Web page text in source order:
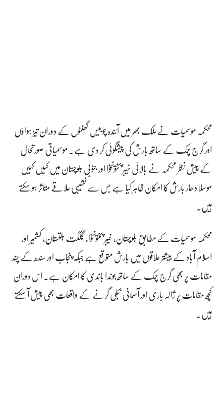
محکمہ موسمیات نے ملک بھر میں آئندہ چوبیس گھنٹوں کے دوران تیز ہواؤں
اور گرج چمک کے ساتھ بارش کی پیشگوئی کر دی ہے۔ موسمیاتی صورتحال
کے پیش نظر محکمہ نے بالائی خیبر پختونخوا اور جنوبی بلوچستان میں کہیں کہیں
موسلا دھار بارش کا امکان ظاہر کیا ہے جس سے نشیبی علاقے متاثر ہو سکتے
ہیں۔
محکمہ موسمیات کے مطابق بلوچستان، خیبر پختونخوا، گلگت بلتستان، کشمیر اور
اسلام آباد کے بیشتر علاقوں میں بارش متوقع ہے جبکہ پنجاب اور سندھ کے چند
مقامات پر بھی گرج چمک کے ساتھ بوندا باندی کا امکان ہے۔ اس دوران
کچھ مقامات پر ژالہ باری اور آسمانی بجلی گرنے کے واقعات بھی پیش آ سکتے
ہیں۔